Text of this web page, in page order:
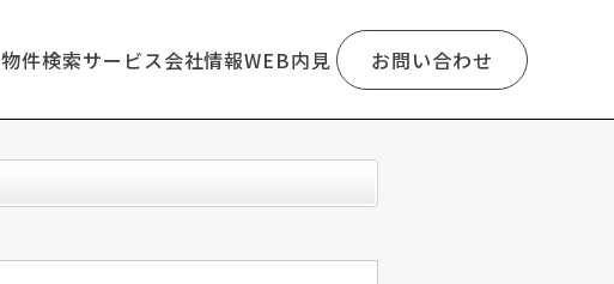
物件検索サービス会社情報WEB内見 お問い合わせ